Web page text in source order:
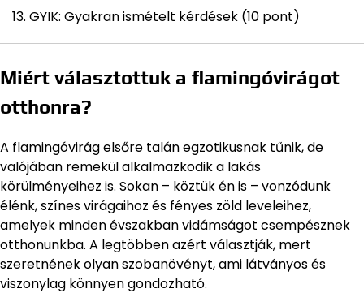
GYIK: Gyakran ismételt kérdések (10 pont)
Miért választottuk a flamingóvirágot
otthonra?
A flamingóvirág elsőre talán egzotikusnak tűnik, de
valójában remekül alkalmazkodik a lakás
körülményeihez is. Sokan – köztük én is – vonzódunk
élénk, színes virágaihoz és fényes zöld leveleihez,
amelyek minden évszakban vidámságot csempésznek
otthonunkba. A legtöbben azért választják, mert
szeretnének olyan szobanövényt, ami látványos és
viszonylag könnyen gondozható.